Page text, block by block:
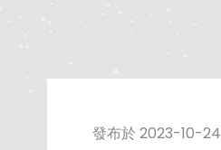
發布於 2023-10-24